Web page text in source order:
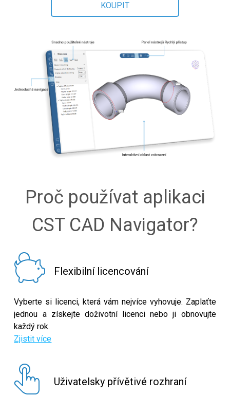
KOUPIT
Proč používat aplikaci
CST CAD Navigator?
Flexibilní licencování
Vyberte si licenci, která vám nejvíce vyhovuje. Zaplaťte
jednou a získejte doživotní licenci nebo ji obnovujte
každý rok.
Zjistit více
Uživatelsky přívětivé rozhraní